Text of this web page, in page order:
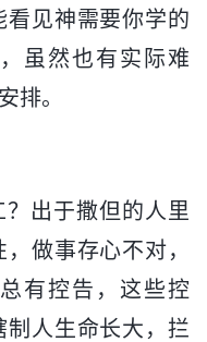
见神需要你学的
虽然也有实际难
排。
出于撒但的人里
做事存心不对，
有控告，这些控
人生命长大，拦